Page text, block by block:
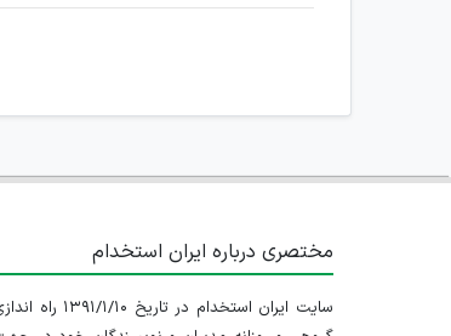
مختصری درباره ایران استخدام
سایت ایران استخدام